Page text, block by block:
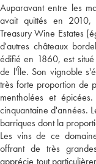
Auparavant entre les
avait quittés en 2010,
Treasury Wine Estates
d'autres châteaux
édifié en 1860, est
de l'Île. Son vignoble
très forte proportion de
mentholées et
cinquantaine d'années.
barriques dont la
Les vins de ce
offrant de très
apprécie tout